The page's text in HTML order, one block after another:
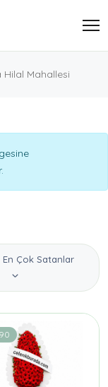
Hilal Mahallesi
En Çok Satanlar